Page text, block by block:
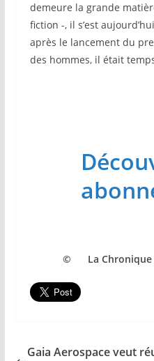
demeure la grande
fiction -, il s’est
après le lancement du
des hommes, il était
© La Chronique
Gaia Aerospace veut